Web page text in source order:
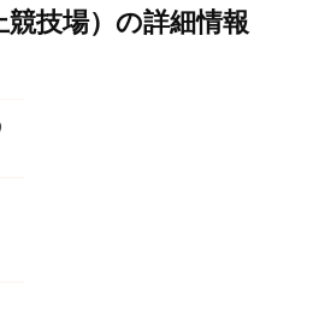
技場）の詳細情報